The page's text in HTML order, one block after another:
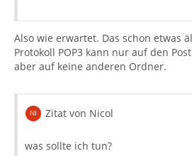
Also wie erwartet. Das schon etwas
Protokoll POP3 kann nur auf den
aber auf keine anderen Ordner.
Zitat von Nicol
was sollte ich tun?